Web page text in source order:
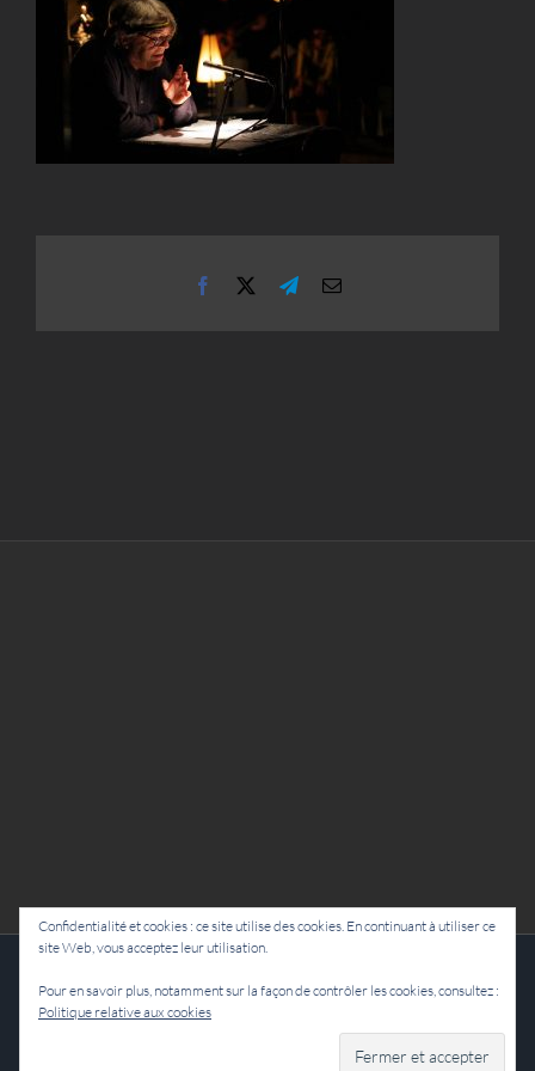
Facebook TelegramEmail
Facebook
Confidentialité et cookies : ce site utilise des cookies. En continuant à utiliser ce
site Web, vous acceptez leur utilisation.
Pour en savoir plus, notamment sur la façon de contrôler les cookies, consultez :
Politique relative aux cookies